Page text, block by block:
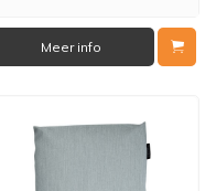
Meer info